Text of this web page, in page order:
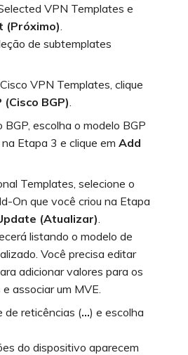
VPN Templates e
(Próximo)
de subtemplates
VPN Templates, clique
(Cisco BGP)
BGP, escolha o modelo BGP
Etapa 3 e clique em Add
Templates, selecione o
On que você criou na Etapa
(Atualizar)
listando o modelo de
Você precisa editar
adicionar valores para os
associar um MVE.
de reticências (…) e escolha
do dispositivo aparecem